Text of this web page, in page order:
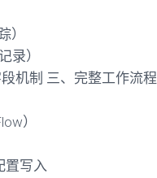
）
录）
机制 三、完整工作流程
）
置写入